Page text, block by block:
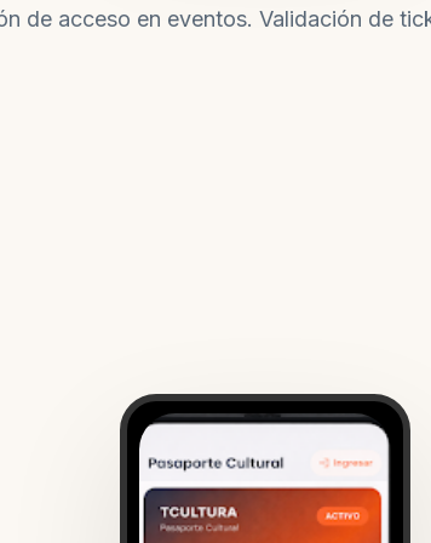
de acceso en eventos. Validación de